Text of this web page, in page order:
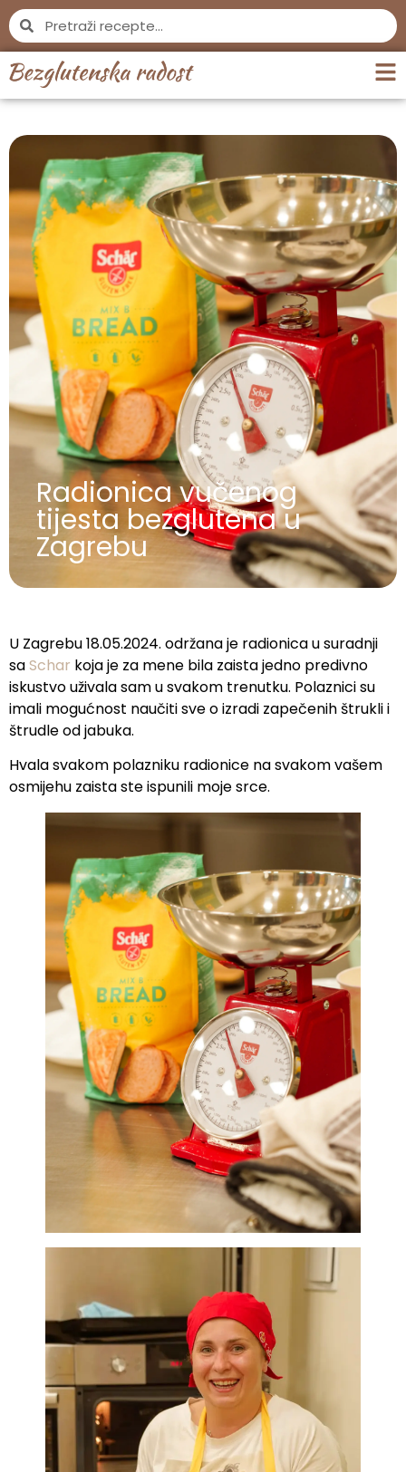
Radionica vučenog
tijesta bezglutena u
Zagrebu
U Zagrebu 18.05.2024. održana je radionica u suradnji
saSchar koja je za mene bila zaista jedno predivno
iskustvo uživala sam u svakom trenutku. Polaznici su
imali mogućnost naučiti sve o izradi zapečenih štrukli i
štrudle od jabuka.
Hvala svakom polazniku radionice na svakom vašem
osmijehu zaista ste ispunili moje srce.